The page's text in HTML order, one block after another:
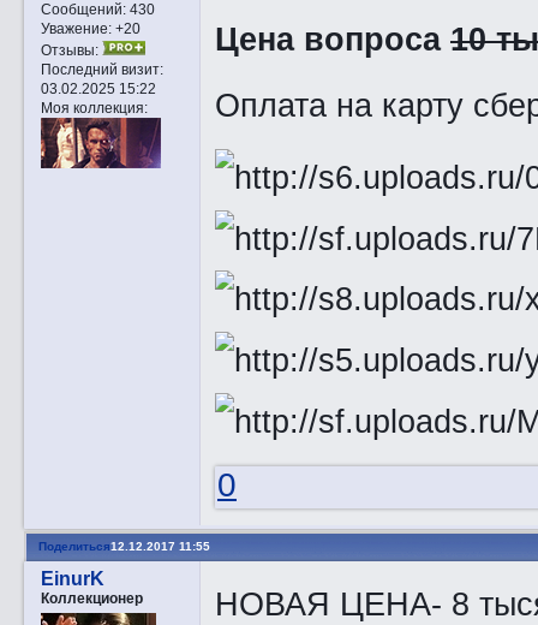
Сообщений:430
Уважение: +20
Отзывы:
Последний визит:
03.02.2025 15:22
Моя коллекция:
Цена вопроса 10
Оплата на карту
0
Поделиться12.12.2017 11:55
EinurK
Коллекционер
НОВАЯ ЦЕНА- 8